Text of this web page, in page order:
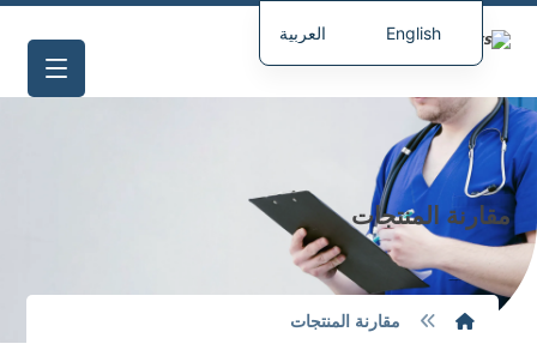
مقارنة المنتجات
مقارنة المنتجات
English العربية